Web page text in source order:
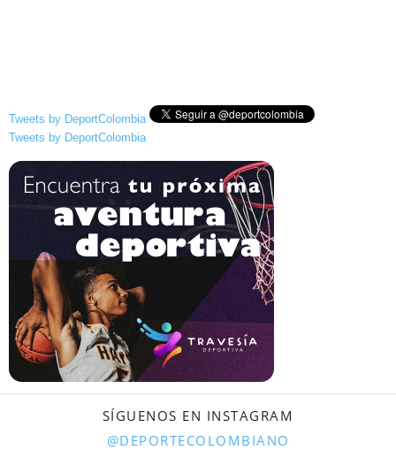
Tweets by DeportColombia
Tweets by DeportColombia
SÍGUENOS EN INSTAGRAM
@DEPORTECOLOMBIANO